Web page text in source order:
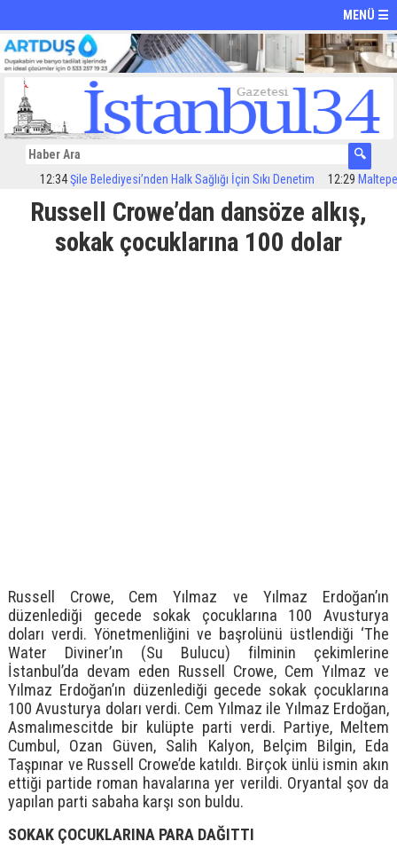
MENÜ ☰
12:34 Şile Belediyesi’nden Halk Sağlığı İçin Sıkı Denetim 12:29 Maltepe’de
Russell Crowe’dan dansöze alkış,
sokak çocuklarına 100 dolar
Russell Crowe, Cem Yılmaz ve Yılmaz Erdoğan’ın
düzenlediği gecede sokak çocuklarına 100 Avusturya
doları verdi. Yönetmenliğini ve başrolünü üstlendiği ‘The
Water Diviner’ın (Su Bulucu) filminin çekimlerine
İstanbul’da devam eden Russell Crowe, Cem Yılmaz ve
Yılmaz Erdoğan’ın düzenlediği gecede sokak çocuklarına
100 Avusturya doları verdi. Cem Yılmaz ile Yılmaz Erdoğan,
Asmalımescitde bir kulüpte parti verdi. Partiye, Meltem
Cumbul, Ozan Güven, Salih Kalyon, Belçim Bilgin, Eda
Taşpınar ve Russell Crowe’de katıldı. Birçok ünlü ismin akın
ettiği partide roman havalarına yer verildi. Oryantal şov da
yapılan parti sabaha karşı son buldu.
SOKAK ÇOCUKLARINA PARA DAĞITTI